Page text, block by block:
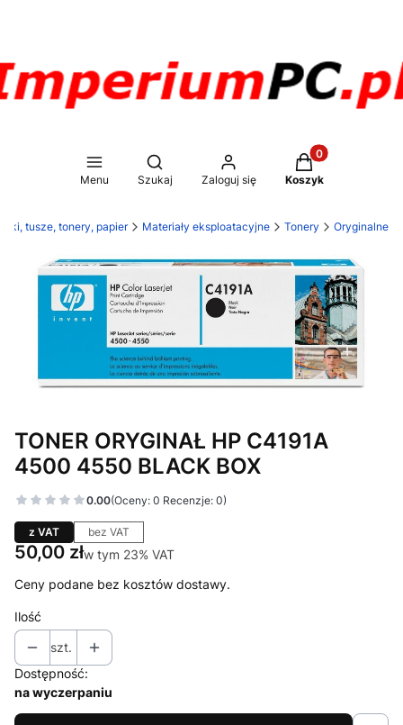
Menu
Otwórz wyszukiwarkę
Szukaj Zaloguj się
Produkty w
Koszyk
tusze, tonery, papier Materiały eksploatacyjne Tonery Oryginalne
TONER ORYGINAŁ HP C4191A
4500 4550 BLACK BOX
0.00(Oceny: 0 Recenzje: 0)
z VAT bez VAT
Cena
50,00 złw tym 23% VAT
w tym 23% VAT
Ceny podane bez kosztów dostawy.
Ilość
szt.
Dostępność:
na wyczerpaniu